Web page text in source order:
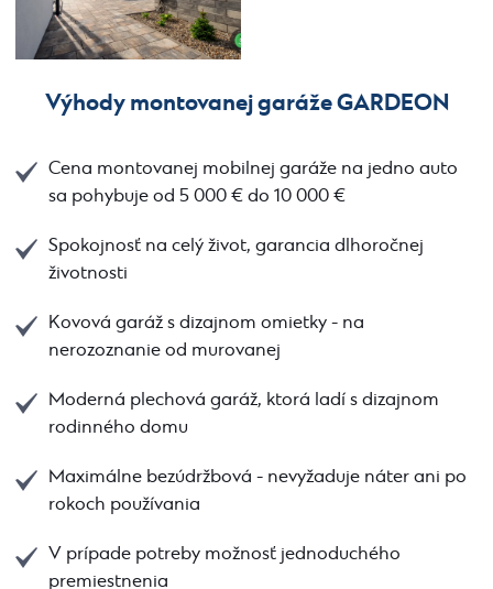
Výhody montovanej garáže GARDEON
Cena montovanej mobilnej garáže na jedno auto
sa pohybuje od 5 000 € do 10 000 €
Spokojnosť na celý život, garancia dlhoročnej
životnosti
Kovová garáž s dizajnom omietky - na
nerozoznanie od murovanej
Moderná plechová garáž, ktorá ladí s dizajnom
rodinného domu
Maximálne bezúdržbová - nevyžaduje náter ani po
rokoch používania
V prípade potreby možnosť jednoduchého
premiestnenia